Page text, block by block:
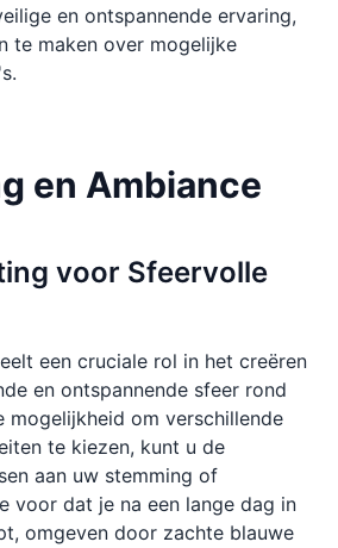
en ontspannende ervaring,
te maken over mogelijke
en Ambiance
voor Sfeervolle
een cruciale rol in het creëren
en ontspannende sfeer rond
mogelijkheid om verschillende
te kiezen, kunt u de
aan uw stemming of
voor dat je na een lange dag in
omgeven door zachte blauwe